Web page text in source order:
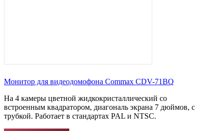
Монитор для видеодомофона Commax CDV-71BQ
На 4 камеры цветной жидкокристаллический со
встроенным квадратором, диагональ экрана 7 дюймов, с
трубкой. Работает в стандартах PAL и NTSC.